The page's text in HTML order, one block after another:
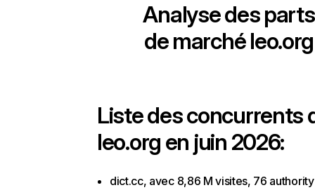
Analyse des parts
de marchéleo.org
Liste des concurrents
leo.org en juin 2026:
dict.cc, avec 8,86 M visites, 76